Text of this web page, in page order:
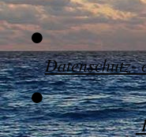
Datenschutz-